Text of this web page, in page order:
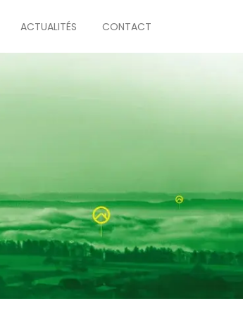
ACTUALITÉS CONTACT